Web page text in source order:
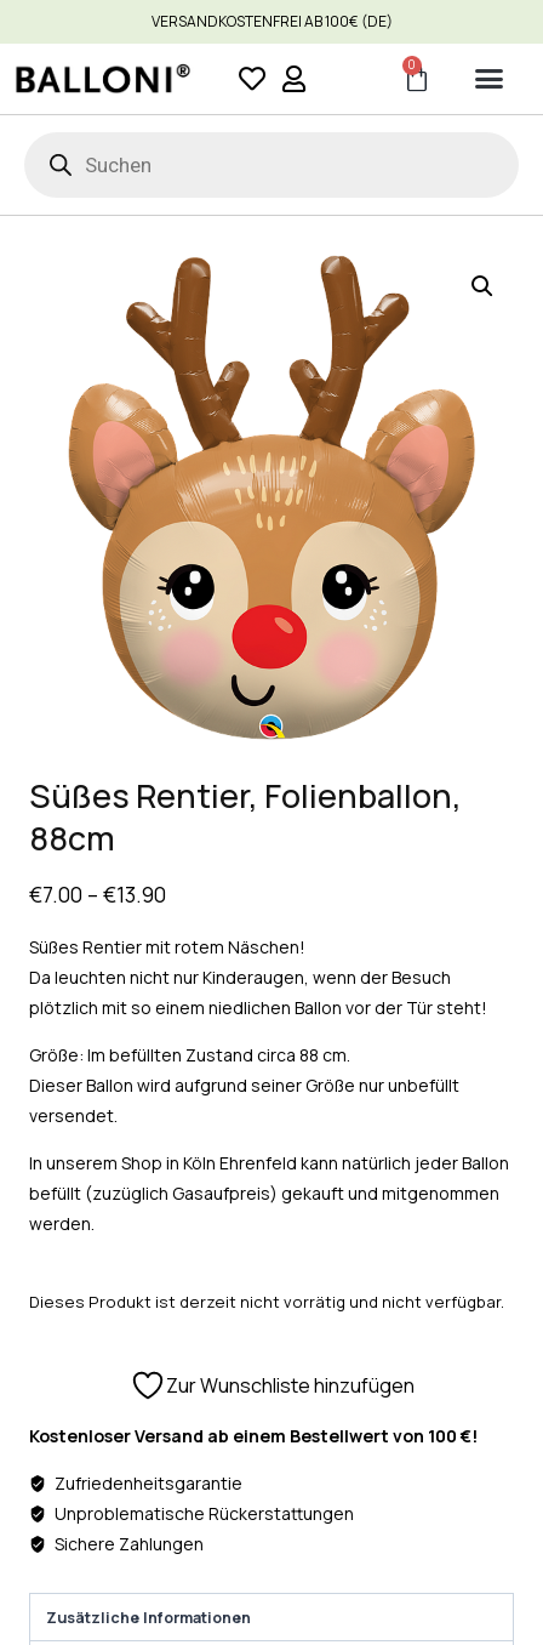
VERSANDKOSTENFREI AB 100€ (DE)
0
Süßes Rentier, Folienballon,
88cm
€7.00 – €13.90
Süßes Rentier mit rotem Näschen!
Da leuchten nicht nur Kinderaugen, wenn der Besuch
plötzlich mit so einem niedlichen Ballon vor der Tür steht!
Größe: Im befüllten Zustand circa 88 cm.
Dieser Ballon wird aufgrund seiner Größe nur unbefüllt
versendet.
In unserem Shop in Köln Ehrenfeld kann natürlich jeder Ballon
befüllt (zuzüglich Gasaufpreis) gekauft und mitgenommen
werden.
Dieses Produkt ist derzeit nicht vorrätig und nicht verfügbar.
Zur Wunschliste hinzufügen
Kostenloser Versand ab einem Bestellwert von 100 €!
Zufriedenheitsgarantie
Unproblematische Rückerstattungen
Sichere Zahlungen
Zusätzliche Informationen